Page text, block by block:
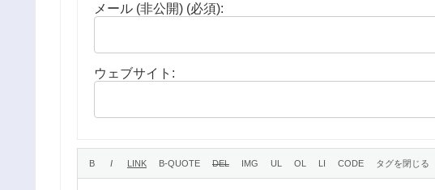
メール (非公開) (必須):
ウェブサイト: